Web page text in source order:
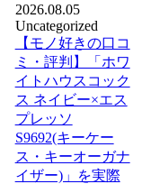
2026.08.05
Uncategorized
【モノ好きの口コ
ミ・評判】「ホワ
イトハウスコック
ス ネイビー×エス
プレッソ
S9692(キーケー
ス・キーオーガナ
イザー)」を実際